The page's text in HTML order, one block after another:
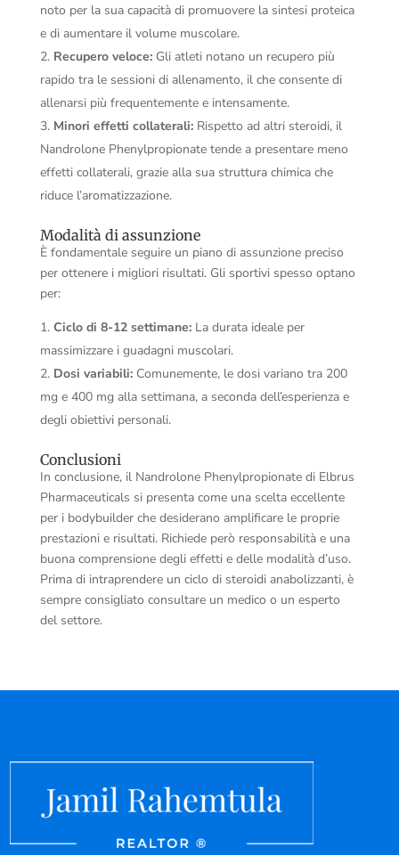
noto per la sua capacità di promuovere la sintesi proteica
e di aumentare il volume muscolare.
Recupero veloce:Gli atleti notano un recupero più
rapido tra le sessioni di allenamento, il che consente di
allenarsi più frequentemente e intensamente.
Minori effetti collaterali:Rispetto ad altri steroidi, il
Nandrolone Phenylpropionate tende a presentare meno
effetti collaterali, grazie alla sua struttura chimica che
riduce l’aromatizzazione.
Modalità di assunzione
È fondamentale seguire un piano di assunzione preciso
per ottenere i migliori risultati. Gli sportivi spesso optano
per:
Ciclo di 8-12 settimane:La durata ideale per
massimizzare i guadagni muscolari.
Dosi variabili:Comunemente, le dosi variano tra 200
mg e 400 mg alla settimana, a seconda dell’esperienza e
degli obiettivi personali.
Conclusioni
In conclusione, il Nandrolone Phenylpropionate di Elbrus
Pharmaceuticals si presenta come una scelta eccellente
per i bodybuilder che desiderano amplificare le proprie
prestazioni e risultati. Richiede però responsabilità e una
buona comprensione degli effetti e delle modalità d’uso.
Prima di intraprendere un ciclo di steroidi anabolizzanti, è
sempre consigliato consultare un medico o un esperto
del settore.